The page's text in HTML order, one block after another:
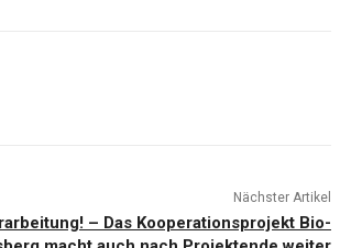
Nächster Artikel
– Das Kooperationsprojekt Bio-